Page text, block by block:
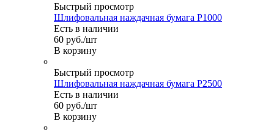
Быстрый просмотр
Шлифовальная наждачная бумага P1000
Есть в наличии
60 руб./шт
В корзину
Быстрый просмотр
Шлифовальная наждачная бумага P2500
Есть в наличии
60 руб./шт
В корзину